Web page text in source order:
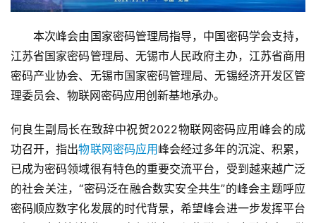
本次峰会由国家密码管理局指导，中国密码学会支持，
江苏省国家密码管理局、无锡市人民政府主办，江苏省商用
密码产业协会、无锡市国家密码管理局、无锡经济开发区管
理委员会、物联网密码应用创新基地承办。
何良生副局长在致辞中祝贺2022物联网密码应用峰会的成
功召开，指出物联网密码应用 峰会经过多年的沉淀、积累，
已成为密码领域很有特色的重要交流平台，受到越来越广泛
的社会关注，“密码泛在融合数实安全共生”的峰会主题呼应
密码顺应数字化发展的时代背景，希望峰会进一步发挥平台